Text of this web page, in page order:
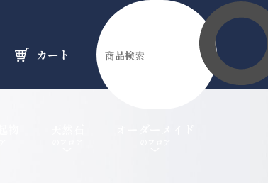
カート